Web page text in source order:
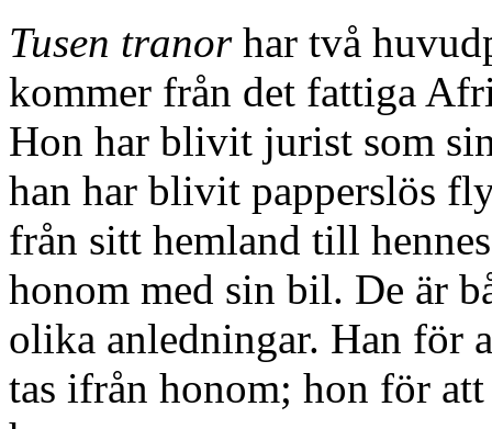
Tusen tranorhar två
kommer från det fattiga
Hon har blivit jurist som
han har blivit papperslös
från sitt hemland till
honom med sin bil. De är
olika anledningar. Han för
tas ifrån honom; hon för att